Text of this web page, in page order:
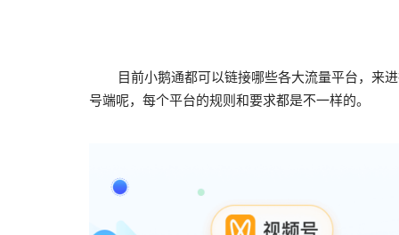
目前小鹅通都可以链接哪些各大流量平台，来进
号端呢，每个平台的规则和要求都是不一样的。